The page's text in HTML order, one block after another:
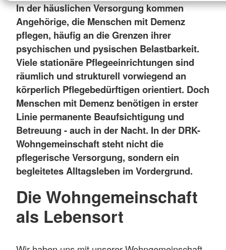
In der häuslichen Versorgung kommen
Angehörige, die Menschen mit Demenz
pflegen, häufig an die Grenzen ihrer
psychischen und pysischen Belastbarkeit.
Viele stationäre Pflegeeinrichtungen sind
räumlich und strukturell vorwiegend an
körperlich Pflegebedürftigen orientiert. Doch
Menschen mit Demenz benötigen in erster
Linie permanente Beaufsichtigung und
Betreuung - auch in der Nacht. In der DRK-
Wohngemeinschaft steht nicht die
pflegerische Versorgung, sondern ein
begleitetes Alltagsleben im Vordergrund.
Die Wohngemeinschaft
als Lebensort